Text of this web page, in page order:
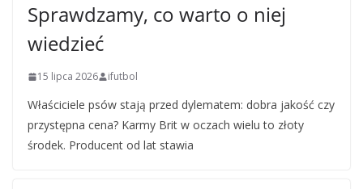
Sprawdzamy, co warto o niej
wiedzieć
15 lipca 2026 ifutbol
Właściciele psów stają przed dylematem: dobra jakość czy
przystępna cena? Karmy Brit w oczach wielu to złoty
środek. Producent od lat stawia